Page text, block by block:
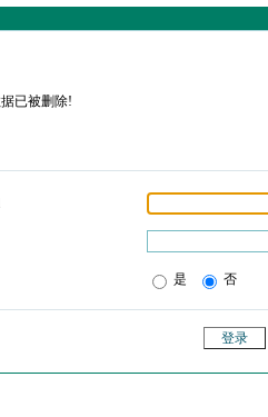
已被删除!
是 否